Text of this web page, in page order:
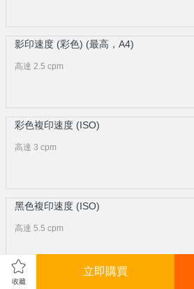
影印速度 (彩色) (最高，A4)
高達 2.5 cpm
彩色複印速度 (ISO)
高達 3 cpm
黑色複印速度 (ISO)
高達 5.5 cpm
包裝盒內容 立即購買